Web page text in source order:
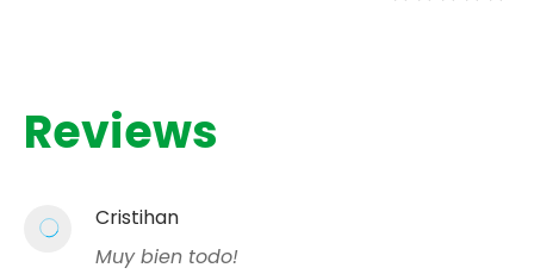
Reviews
Cristihan
Muy bien todo!